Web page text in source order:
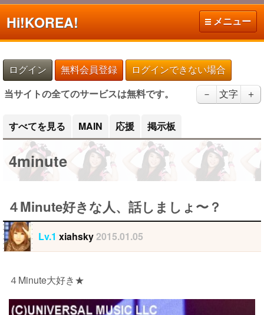
Hi!KOREA! メニュー
ログイン 無料会員登録 ログインできない場合
当サイトの全てのサービスは無料です。 － 文字 ＋
すべてを見る MAIN 応援 掲示板
4minute
４Minute好きな人、話しましょ〜？
Lv.1 xiahsky2015.01.05
４Minute大好き★